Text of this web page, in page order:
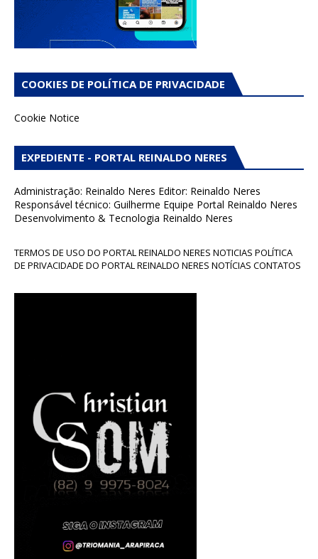
COOKIES DE POLÍTICA DE PRIVACIDADE
Cookie Notice
EXPEDIENTE - PORTAL REINALDO NERES
Administração: Reinaldo Neres Editor: Reinaldo Neres
Responsável técnico: Guilherme Equipe Portal Reinaldo Neres
Desenvolvimento & Tecnologia Reinaldo Neres
TERMOS DE USO DO PORTAL REINALDO NERES NOTICIAS POLÍTICA
DE PRIVACIDADE DO PORTAL REINALDO NERES NOTÍCIAS CONTATOS